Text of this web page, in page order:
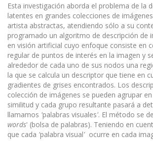
Esta investigación aborda el problema de la
latentes en grandes colecciones de
artista abstractas, atendiendo sólo a su
programado un algoritmo de descripción de
en visión artificial cuyo enfoque consiste en
regular de puntos de interés en la imagen y
alrededor de cada uno de sus nodos una
la que se calcula un descriptor que tiene en
gradientes de grises encontrados. Los
colección de imágenes se pueden agrupar
similitud y cada grupo resultante pasará a
llamamos 'palabras visuales'. El método se
words' (bolsa de palabras). Teniendo en
que cada 'palabra visual' ocurre en cada